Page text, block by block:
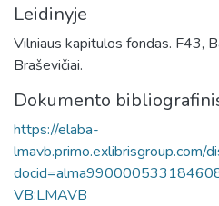
Leidinyje
Vilniaus kapitulos fondas. F43,
Braševičiai.
Dokumento
https://elaba-
lmavb.primo.exlibrisgroup.com/
VB:LMAVB